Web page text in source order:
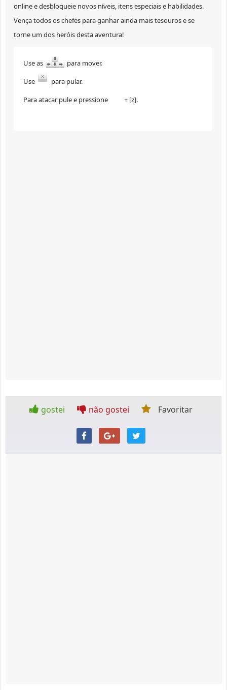
online e desbloqueie novos níveis, itens especiais e habilidades.
Vença todos os chefes para ganhar ainda mais tesouros e se
torne um dos heróis desta aventura!
Use as
para mover.
Use
para pular.
Para atacar pule e pressione
+ [z].
gostei não gostei Favoritar